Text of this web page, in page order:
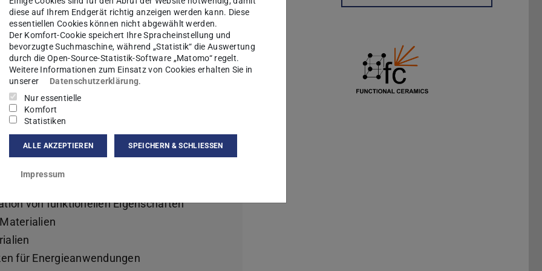
sich mit der nachhaltigen
Eigenschaften von
liegt dabei sowohl auf den
Funktionseigenschaften zugrunde
Themen.
von funktionellen Eigenschaften
für Energieanwendungen
diese auf Ihrem Endgerät richtig anzeigen werden kann. Diese
essentiellen Cookies können nicht abgewählt werden.
Der Komfort-Cookie speichert Ihre Spracheinstellung und
bevorzugte Suchmaschine, während „Statistik“ die Auswertung
durch die Open-Source-Statistik-Software „Matomo“ regelt.
Weitere Informationen zum Einsatz von Cookies erhalten Sie in
unserer
Datenschutzerklärung.
Nur essentielle
Komfort
Statistiken
ALLE AKZEPTIEREN SPEICHERN & SCHLIESSEN
Impressum